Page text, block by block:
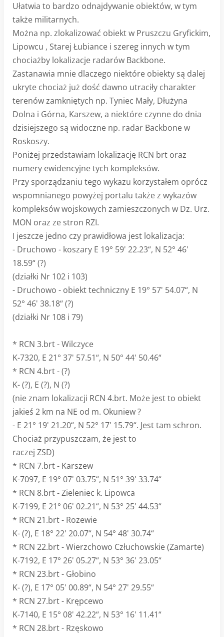
Ułatwia to bardzo odnajdywanie obiektów, w tym
także militarnych.
Można np. zlokalizować obiekt w Pruszczu Gryfickim,
Lipowcu , Starej Łubiance i szereg innych w tym
chociażby lokalizacje radarów Backbone.
Zastanawia mnie dlaczego niektóre obiekty są dalej
ukryte chociaż już dość dawno utraciły charakter
terenów zamkniętych np. Tyniec Mały, Dłużyna
Dolna i Górna, Karszew, a niektóre czynne do dnia
dzisiejszego są widoczne np. radar Backbone w
Roskoszy.
Poniżej przedstawiam lokalizację RCN brt oraz
numery ewidencyjne tych kompleksów.
Przy sporządzaniu tego wykazu korzystałem oprócz
wspomnianego powyżej portalu także z wykazów
kompleksów wojskowych zamieszczonych w Dz. Urz.
MON oraz ze stron RZI.
I jeszcze jedno czy prawidłowa jest lokalizacja:
- Druchowo - koszary E 19° 59' 22.23“, N 52° 46'
18.59“ (?)
(działki Nr 102 i 103)
- Druchowo - obiekt techniczny E 19° 57' 54.07“, N
52° 46' 38.18“ (?)
(działki Nr 108 i 79)
* RCN 3.brt - Wilczyce
K-7320, E 21° 37' 57.51“, N 50° 44' 50.46“
* RCN 4.brt - (?)
K- (?), E (?), N (?)
(nie znam lokalizacji RCN 4.brt. Może jest to obiekt
jakieś 2 km na NE od m. Okuniew ?
- E 21° 19' 21.20“, N 52° 17' 15.79“. Jest tam schron.
Chociaż przypuszczam, że jest to
raczej ZSD)
* RCN 7.brt - Karszew
K-7097, E 19° 07' 03.75“, N 51° 39' 33.74“
* RCN 8.brt - Zieleniec k. Lipowca
K-7199, E 21° 06' 02.21“, N 53° 25' 44.53“
* RCN 21.brt - Rozewie
K- (?), E 18° 22' 20.07“, N 54° 48' 30.74“
* RCN 22.brt - Wierzchowo Człuchowskie (Zamarte)
K-7192, E 17° 26' 05.27“, N 53° 36' 23.05“
* RCN 23.brt - Głobino
K- (?), E 17° 05' 00.89“, N 54° 27' 29.55“
* RCN 27.brt - Krępcewo
K-7140, E 15° 08' 42.22“, N 53° 16' 11.41“
* RCN 28.brt - Rzęskowo